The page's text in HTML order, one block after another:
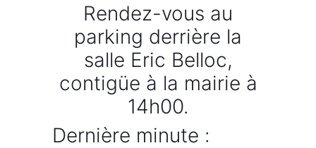
Rendez-vous au
parking derrière la
salle Eric Belloc,
contigüe à la mairie à
14h00.
Dernière minute :